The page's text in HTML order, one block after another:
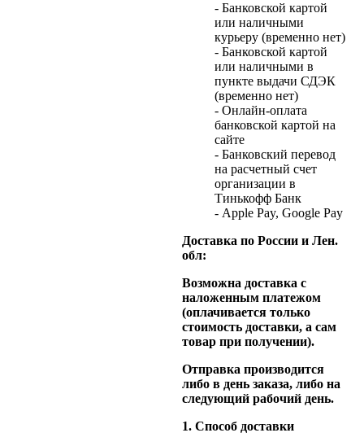
- Банковской картой
или наличными
курьеру (временно нет)
- Банковской картой
или наличными в
пункте выдачи СДЭК
(временно нет)
- Онлайн-оплата
банковской картой на
сайте
- Банковский перевод
на расчетный счет
организации в
Тинькофф Банк
- Apple Pay, Google Pay
Доставка по России и Лен.
обл:
Возможна доставка с
наложенным платежом
(оплачивается только
стоимость доставки, а сам
товар при получении).
Отправка производится
либо в день заказа, либо на
следующий рабочий день.
1. Способ доставки